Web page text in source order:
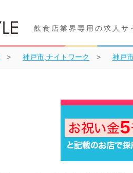
飲食店業界専用の求人サ
神戸市,ナイトワーク 神戸